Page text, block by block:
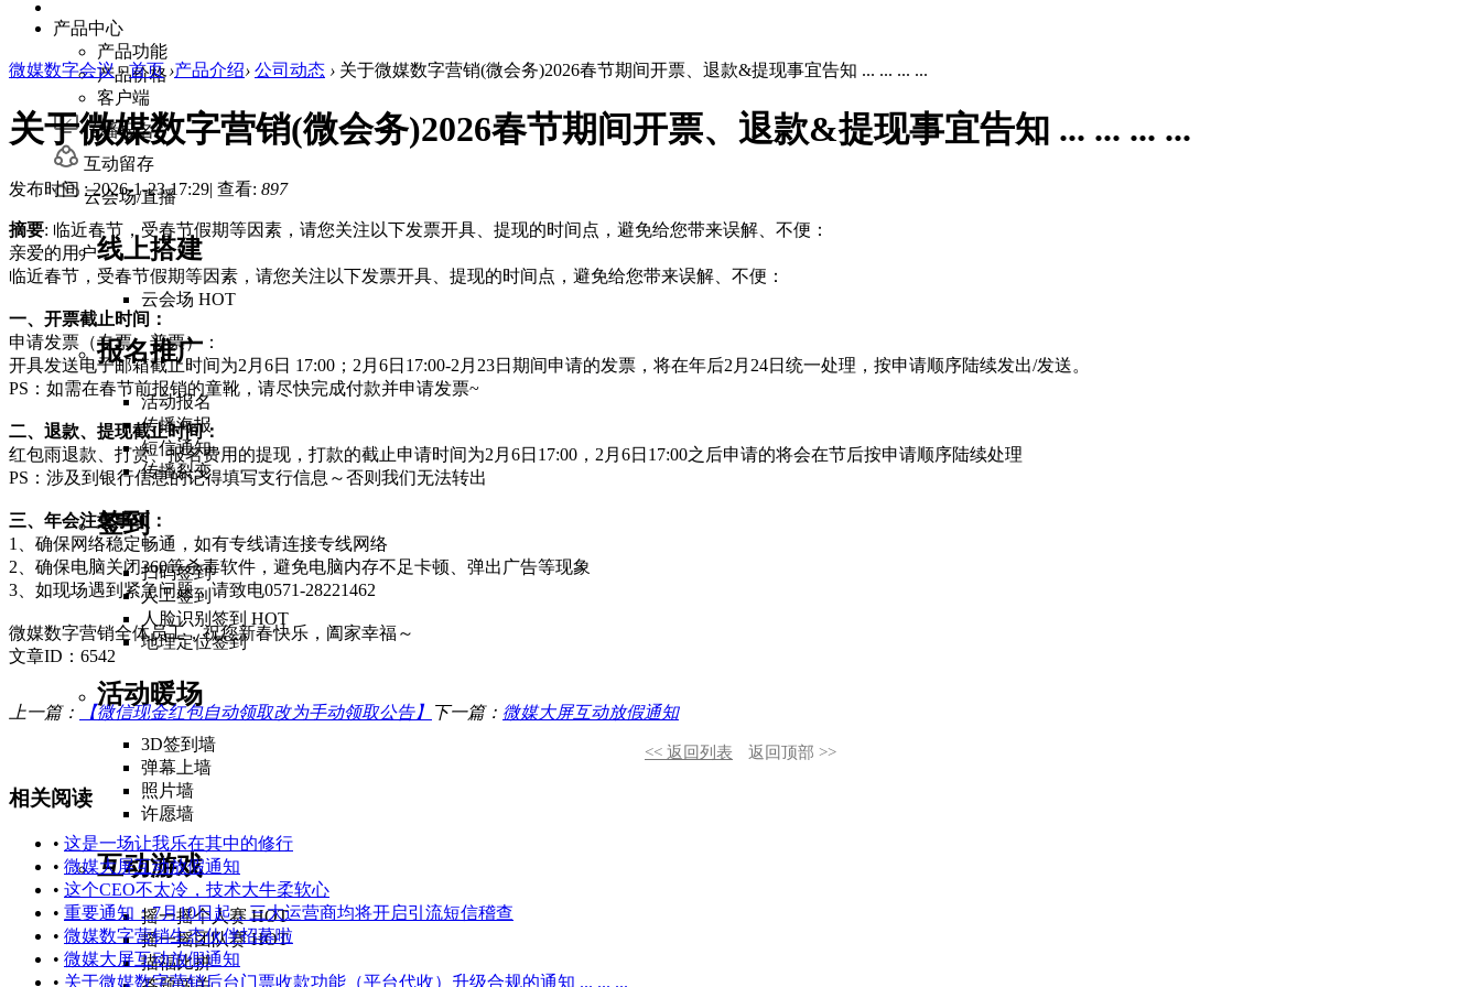
产品中心
产品功能
产品价格
客户端
传播报名
互动留存
云会场/直播
线上搭建
云会场 HOT
报名推广
活动报名
传播海报
短信通知
传播裂变
签到
扫码签到
人工签到
人脸识别签到 HOT
地理定位签到
活动暖场
3D签到墙
弹幕上墙
照片墙
许愿墙
互动游戏
摇一摇个人赛HOT
摇一摇团队赛HOT
描福比拼
微媒数字会议 › 首页 ›产品介绍› 公司动态 › 关于微媒数字营销(微会务)2026春节期间开票、退款&提现事宜告知 ... ... ... ...
关于微媒数字营销(微会务)2026春节期间开票、退款&提现事宜告知 ... ... ... ...
发布时间 : 2026-1-23 17:29| 查看: 897
摘要: 临近春节，受春节假期等因素，请您关注以下发票开具、提现的时间点，避免给您带来误解、不便：
亲爱的用户：
临近春节，受春节假期等因素，请您关注以下发票开具、提现的时间点，避免给您带来误解、不便：
一、开票截止时间：
申请发票（专票、普票）：
开具发送电子邮箱截止时间为2 月6日 17:00 ；2 月6日 17:00-2 月23日期间申请的发票，将在年后2 月24日统一处理，按申请顺序陆续发出/发送。
PS：如需在春节前报销的童靴，请尽快完成付款并申请发票~
二、退款、提现截止时间：
红包雨退款、打赏、报名费用的提现，打款的截止申请时间为2月6日17:00，2月6日17:00之后申请的将会在节后按申请顺序陆续处理
PS：涉及到银行信息的记得填写支行信息～否则我们无法转出
三、年会注意事项：
1、确保网络稳定畅通，如有专线请连接专线网络
2、确保电脑关闭360等杀毒软件，避免电脑内存不足卡顿、弹出广告等现象
3、如现场遇到紧急问题，请致电0571-28221462
微媒数字营销全体员工，祝您新春快乐，阖家幸福～
文章ID：6542
上一篇： 【微信现金红包自动领取改为手动领取公告】 下一篇： 微媒大屏互动放假通知
<< 返回列表 返回顶部 >>
相关阅读
• 这是一场让我乐在其中的修行
• 微媒大屏互动放假通知
• 这个CEO不太冷，技术大牛柔软心
• 重要通知：7月10日起，三大运营商均将开启引流短信稽查
• 微媒数字营销生态伙伴招募啦
• 微媒大屏互动放假通知
• 关于微媒数字营销后台门票收款功能（平台代收）升级合规的通知 ... ... ...